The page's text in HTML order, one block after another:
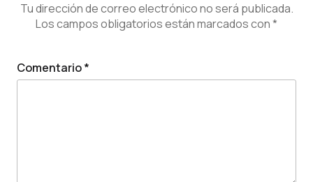
Tu dirección de correo electrónico no será publicada.
Los campos obligatorios están marcados con*
Comentario*